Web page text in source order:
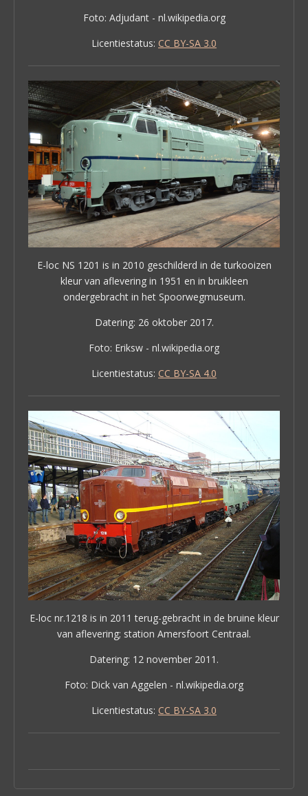
Foto: Adjudant - nl.wikipedia.org
Licentiestatus: CC BY-SA 3.0
E-loc NS 1201 is in 2010 geschilderd in de turkooizen
kleur van aflevering in 1951 en in bruikleen
ondergebracht in het Spoorwegmuseum.
Datering: 26 oktober 2017.
Foto: Eriksw - nl.wikipedia.org
Licentiestatus: CC BY-SA 4.0
E-loc nr.1218 is in 2011 terug-gebracht in de bruine kleur
van aflevering; station Amersfoort Centraal.
Datering: 12 november 2011.
Foto: Dick van Aggelen - nl.wikipedia.org
Licentiestatus: CC BY-SA 3.0